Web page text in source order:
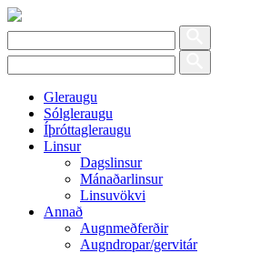
Gleraugu
Sólgleraugu
Íþróttagleraugu
Linsur
Dagslinsur
Mánaðarlinsur
Linsuvökvi
Annað
Augnmeðferðir
Augndropar/gervitár